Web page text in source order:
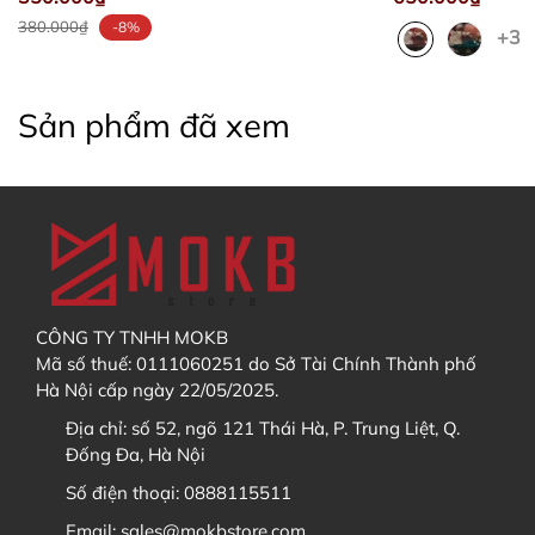
Facebook
5. Sau khi trả hàng GB / Order, tôi có được hưởng chính
nốt đơn hàng ?
vàogiỏ hàng và chọn thanh toán
Các bạn điền địa chỉ nhận hàng (có thể tạo tài
khoản và lưu địa chỉ trong
Tiếp tục chọn phương thức vận chuyển"
380.000₫ -8%
+3
Sản phẩm đã xem
CÔNG TY TNHH MOKB
Mã số thuế: 0111060251 do Sở Tài Chính Thành phố
Hà Nội cấp ngày 22/05/2025.
Địa chỉ: số 52, ngõ 121 Thái Hà, P. Trung Liệt, Q.
Đống Đa, Hà Nội
Số điện thoại: 0888115511
Email: sales@mokbstore.com